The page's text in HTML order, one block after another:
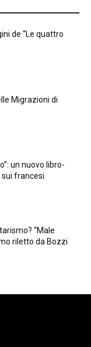
de “Le quattro
Migrazioni di
un nuovo libro-
francesi
“Male
riletto da Bozzi